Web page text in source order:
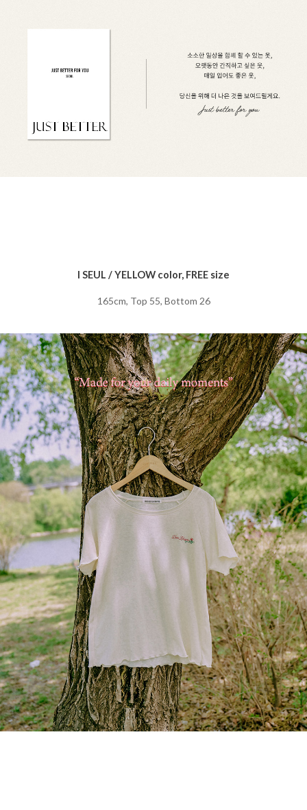
I SEUL / YELLOW color, FREE size
165cm, Top 55, Bottom 26